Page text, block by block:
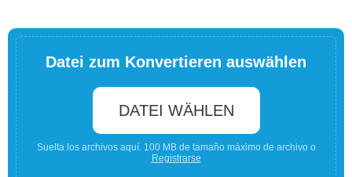
Datei zum Konvertieren auswählen
DATEI WÄHLEN
Suelta los archivos aquí. 100 MB de tamaño máximo de archivo o
Registrarse